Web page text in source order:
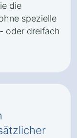
die
spezielle
oder dreifach